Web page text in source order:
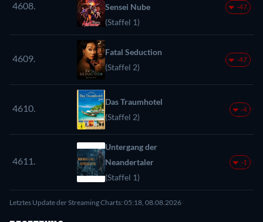
4608.
Sensei Nube
(Staffel 1)
-47
4609.
Fatal Seduction
(Staffel 2)
-47
4610.
Das Traumhotel
(Staffel 2)
-4
4611.
Untergang der
Neandertaler
(Staffel 1)
-1
Letztes Update der Streaming Charts: 05:18, 08.08.2026